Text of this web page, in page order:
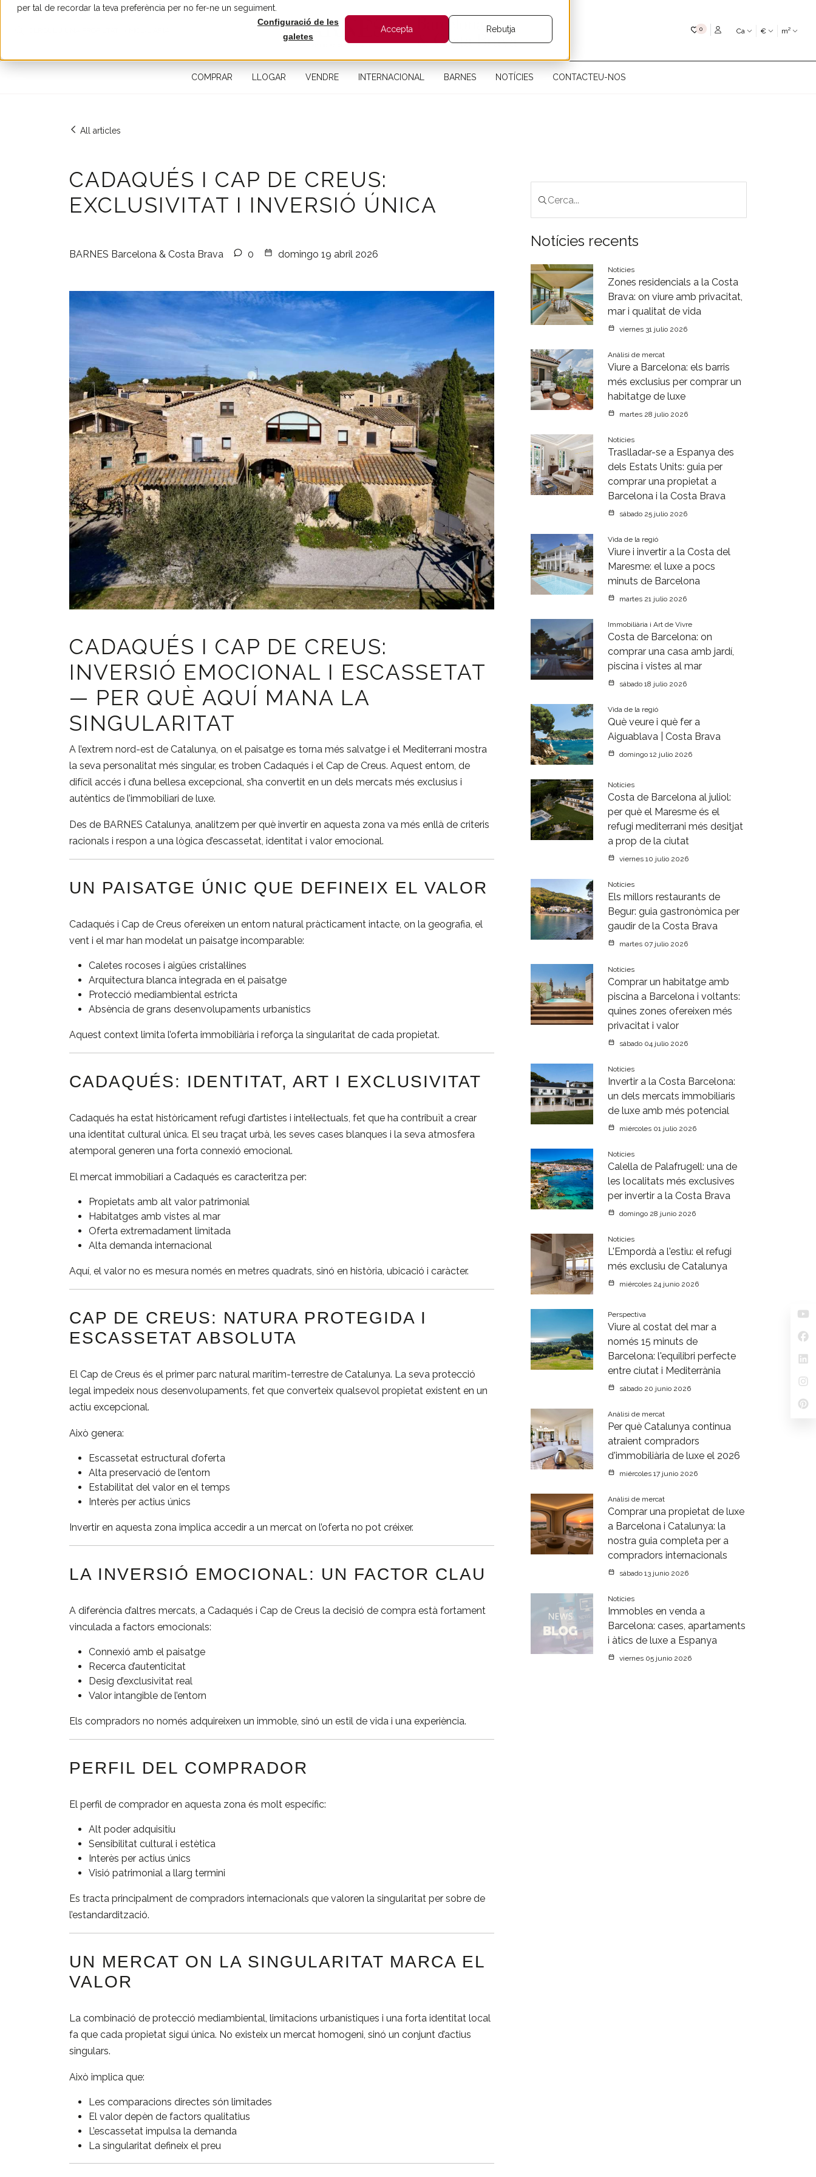
per tal de recordar la teva preferència per no fer-ne un seguiment.
Configuració de les
galetes
Accepta Rebutja 0My favouritesCa € m²
COMPRAR LLOGAR VENDRE INTERNACIONAL BARNES NOTÍCIES CONTACTEU-NOS
All articles
CADAQUÉS I CAP DE CREUS:
EXCLUSIVITAT I INVERSIÓ ÚNICA
BARNES Barcelona & Costa Brava 0 domingo 19 abril 2026
CADAQUÉS I CAP DE CREUS:
INVERSIÓ EMOCIONAL I ESCASSETAT
— PER QUÈ AQUÍ MANA LA
SINGULARITAT
A l’extrem nord-est de Catalunya, on el paisatge es torna més salvatge i el Mediterrani mostra
la seva personalitat més singular, es troben Cadaqués i el Cap de Creus. Aquest entorn, de
difícil accés i d’una bellesa excepcional, s’ha convertit en un dels mercats més exclusius i
autèntics de l’immobiliari de luxe.
Des de BARNES Catalunya, analitzem per què invertir en aquesta zona va més enllà de criteris
racionals i respon a una lògica d’escassetat, identitat i valor emocional.
UN PAISATGE ÚNIC QUE DEFINEIX EL VALOR
Cadaqués i Cap de Creus ofereixen un entorn natural pràcticament intacte, on la geografia, el
vent i el mar han modelat un paisatge incomparable:
Caletes rocoses i aigües cristal·lines
Arquitectura blanca integrada en el paisatge
Protecció mediambiental estricta
Absència de grans desenvolupaments urbanístics
Aquest context limita l’oferta immobiliària i reforça la singularitat de cada propietat.
CADAQUÉS: IDENTITAT, ART I EXCLUSIVITAT
Cadaqués ha estat històricament refugi d’artistes i intel·lectuals, fet que ha contribuït a crear
una identitat cultural única. El seu traçat urbà, les seves cases blanques i la seva atmosfera
atemporal generen una forta connexió emocional.
El mercat immobiliari a Cadaqués es caracteritza per:
Propietats amb alt valor patrimonial
Habitatges amb vistes al mar
Oferta extremadament limitada
Alta demanda internacional
Aquí, el valor no es mesura només en metres quadrats, sinó en història, ubicació i caràcter.
CAP DE CREUS: NATURA PROTEGIDA I
ESCASSETAT ABSOLUTA
El Cap de Creus és el primer parc natural marítim-terrestre de Catalunya. La seva protecció
legal impedeix nous desenvolupaments, fet que converteix qualsevol propietat existent en un
actiu excepcional.
Això genera:
Escassetat estructural d’oferta
Alta preservació de l’entorn
Estabilitat del valor en el temps
Interès per actius únics
Invertir en aquesta zona implica accedir a un mercat on l’oferta no pot créixer.
LA INVERSIÓ EMOCIONAL: UN FACTOR CLAU
A diferència d’altres mercats, a Cadaqués i Cap de Creus la decisió de compra està fortament
vinculada a factors emocionals:
Connexió amb el paisatge
Recerca d’autenticitat
Desig d’exclusivitat real
Valor intangible de l’entorn
Els compradors no només adquireixen un immoble, sinó un estil de vida i una experiència.
PERFIL DEL COMPRADOR
El perfil de comprador en aquesta zona és molt específic:
Alt poder adquisitiu
Sensibilitat cultural i estètica
Interès per actius únics
Visió patrimonial a llarg termini
Es tracta principalment de compradors internacionals que valoren la singularitat per sobre de
l’estandardització.
UN MERCAT ON LA SINGULARITAT MARCA EL
VALOR
La combinació de protecció mediambiental, limitacions urbanístiques i una forta identitat local
fa que cada propietat sigui única. No existeix un mercat homogeni, sinó un conjunt d’actius
singulars.
Això implica que:
Les comparacions directes són limitades
El valor depèn de factors qualitatius
L’escassetat impulsa la demanda
La singularitat defineix el preu
Notícies recents
Notícies
Zones residencials a la Costa
Brava: on viure amb privacitat,
mar i qualitat de vida
viernes 31 julio 2026
Anàlisi de mercat
Viure a Barcelona: els barris
més exclusius per comprar un
habitatge de luxe
martes 28 julio 2026
Notícies
Traslladar-se a Espanya des
dels Estats Units: guia per
comprar una propietat a
Barcelona i la Costa Brava
sábado 25 julio 2026
Vida de la regió
Viure i invertir a la Costa del
Maresme: el luxe a pocs
minuts de Barcelona
martes 21 julio 2026
Immobiliària i Art de Vivre
Costa de Barcelona: on
comprar una casa amb jardí,
piscina i vistes al mar
sábado 18 julio 2026
Vida de la regió
Què veure i què fer a
Aiguablava | Costa Brava
domingo 12 julio 2026
Notícies
Costa de Barcelona al juliol:
per què el Maresme és el
refugi mediterrani més desitjat
a prop de la ciutat
viernes 10 julio 2026
Notícies
Els millors restaurants de
Begur: guia gastronòmica per
gaudir de la Costa Brava
martes 07 julio 2026
Notícies
Comprar un habitatge amb
piscina a Barcelona i voltants:
quines zones ofereixen més
privacitat i valor
sábado 04 julio 2026
Notícies
Invertir a la Costa Barcelona:
un dels mercats immobiliaris
de luxe amb més potencial
miércoles 01 julio 2026
Notícies
Calella de Palafrugell: una de
les localitats més exclusives
per invertir a la Costa Brava
domingo 28 junio 2026
Notícies
L'Empordà a l'estiu: el refugi
més exclusiu de Catalunya
miércoles 24 junio 2026
Perspectiva
Viure al costat del mar a
només 15 minuts de
Barcelona: l'equilibri perfecte
entre ciutat i Mediterrània
sábado 20 junio 2026
Anàlisi de mercat
Per què Catalunya continua
atraient compradors
d'immobiliària de luxe el 2026
miércoles 17 junio 2026
Anàlisi de mercat
Comprar una propietat de luxe
a Barcelona i Catalunya: la
nostra guia completa per a
compradors internacionals
sábado 13 junio 2026
Notícies
Immobles en venda a
Barcelona: cases, apartaments
i àtics de luxe a Espanya
viernes 05 junio 2026